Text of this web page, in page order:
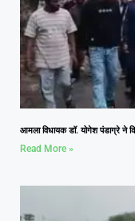
आमला विधायक डॉ. योगेश पंडाग्रे ने
Read More »